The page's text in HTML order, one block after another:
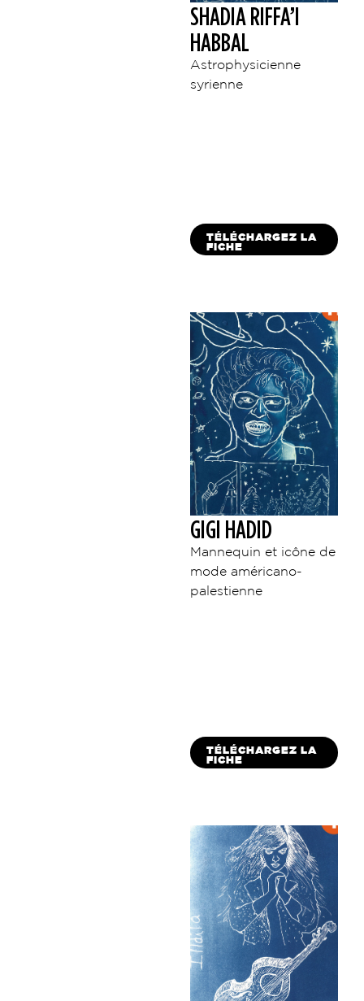
SHADIA RIFFA’I
HABBAL
Astrophysicienne
syrienne
TÉLÉCHARGEZ LA
FICHE
GIGI HADID
Mannequin et icône de
mode américano-
palestienne
TÉLÉCHARGEZ LA
FICHE